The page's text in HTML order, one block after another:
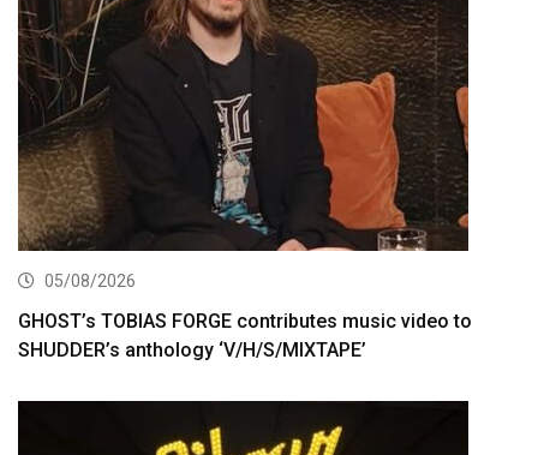
05/08/2026
GHOST’s TOBIAS FORGE contributes music video to
SHUDDER’s anthology ‘V/H/S/MIXTAPE’